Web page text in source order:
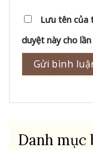
Lưu tên của
duyệt này cho
Danh mục